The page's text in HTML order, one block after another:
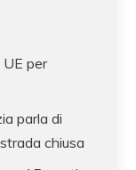
UE per
parla di
chiusa